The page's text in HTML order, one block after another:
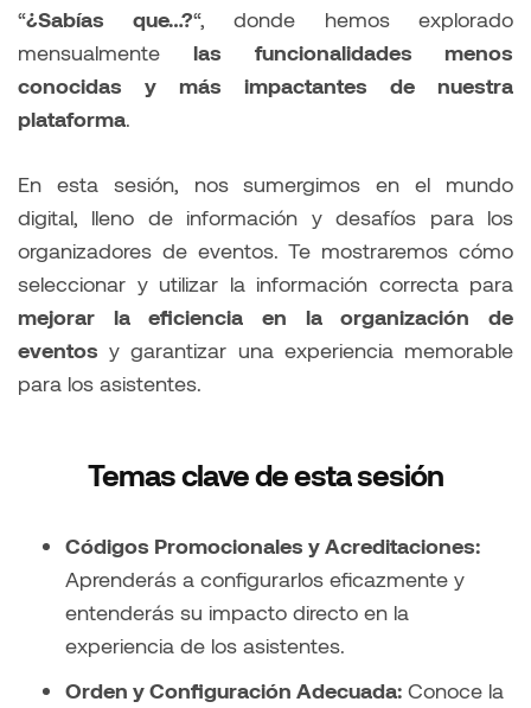
“¿Sabías que…?“, donde hemos explorado
mensualmente las funcionalidades menos
conocidas y más impactantes de nuestra
plataforma.
En esta sesión, nos sumergimos en el mundo
digital, lleno de información y desafíos para los
organizadores de eventos. Te mostraremos cómo
seleccionar y utilizar la información correcta para
mejorar la eficiencia en la organización de
eventos y garantizar una experiencia memorable
para los asistentes.
Temas clave de esta sesión
Códigos Promocionales y Acreditaciones:
Aprenderás a configurarlos eficazmente y
entenderás su impacto directo en la
experiencia de los asistentes.
Orden y Configuración Adecuada: Conoce la